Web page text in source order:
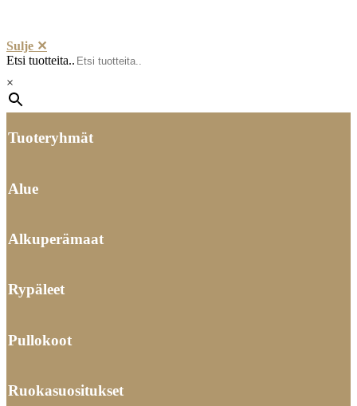
Sulje ✕
Etsi tuotteita..
×
Tuoteryhmät
Alue
Alkuperämaat
Rypäleet
Pullokoot
Ruokasuositukset